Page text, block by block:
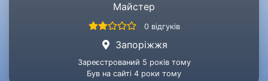
Майстер
0 відгуків
Запоріжжя
Зареєстрований 5 років тому
Був на сайті 4 роки тому